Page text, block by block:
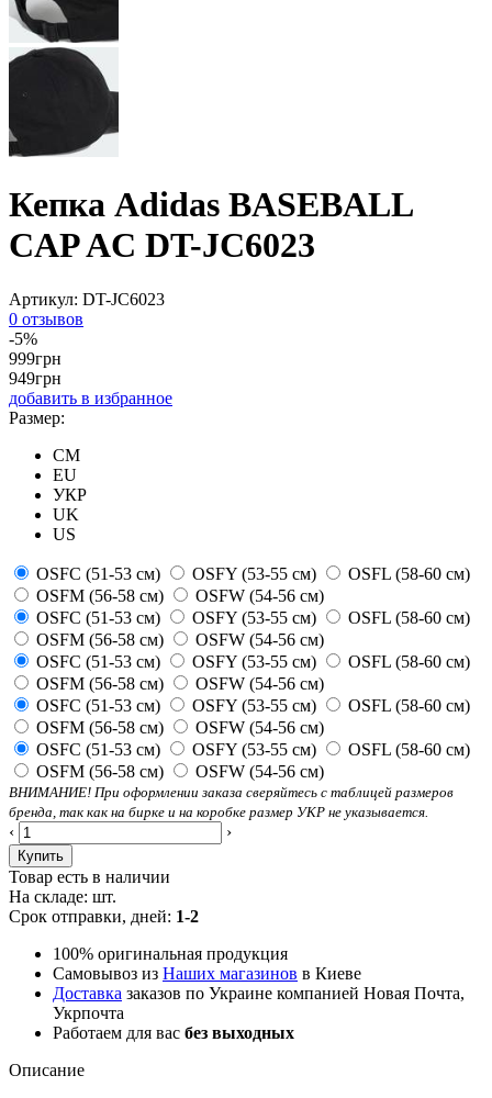
Кепка Adidas BASEBALL
CAP AC DT-JC6023
Артикул: DT-JC6023
0 отзывов
-5%
999грн
949грн
добавить в избранное
Размер:
CM
EU
УКР
UK
US
OSFC (51-53 см) OSFY (53-55 см)
OSFL (58-60 см)
OSFM (56-58 см)
OSFW (54-56 см)
OSFC (51-53 см)
OSFY (53-55 см)
OSFL (58-60 см)
OSFM (56-58 см)
OSFW (54-56 см)
OSFC (51-53 см)
OSFY (53-55 см)
OSFL (58-60 см)
OSFM (56-58 см)
OSFW (54-56 см)
OSFC (51-53 см)
OSFY (53-55 см)
OSFL (58-60 см)
OSFM (56-58 см)
OSFW (54-56 см)
OSFC (51-53 см)
OSFY (53-55 см)
OSFL (58-60 см)
OSFM (56-58 см)
OSFW (54-56 см)
ВНИМАНИЕ! При оформлении заказа сверяйтесь с таблицей размеров
бренда, так как на бирке и на коробке размер УКР не указывается.
‹ ›
Купить
Товар есть в наличии
На складе: шт.
Срок отправки, дней: 1-2
100% оригинальная продукция
Самовывоз из Наших магазинов в Киеве
Доставка заказов по Украине компанией Новая Почта,
Укрпочта
Работаем для вас без выходных
Описание